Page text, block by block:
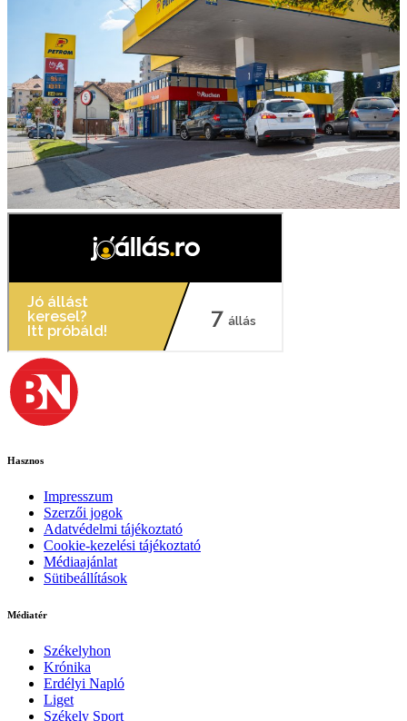
Hasznos
Impresszum
Szerzői jogok
Adatvédelmi tájékoztató
Cookie-kezelési tájékoztató
Médiaajánlat
Sütibeállítások
Médiatér
Székelyhon
Krónika
Erdélyi Napló
Liget
Székely Sport